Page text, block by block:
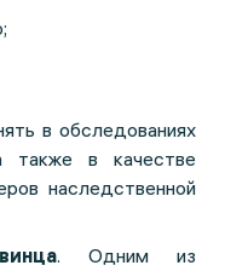
в обследованиях
также в качестве
наследственной
. Одним из